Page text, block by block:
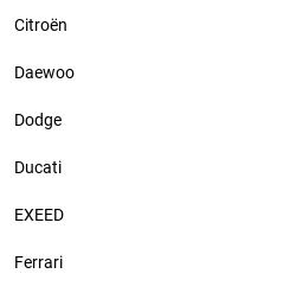
Citroën
Daewoo
Dodge
Ducati
EXEED
Ferrari